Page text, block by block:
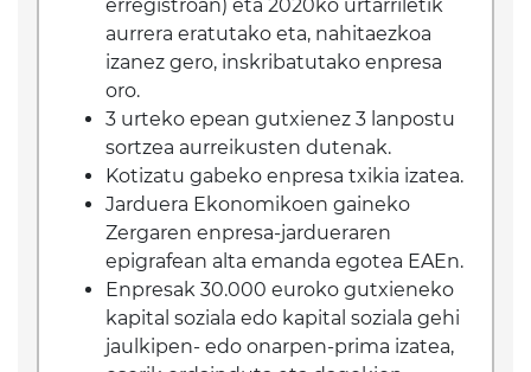
erregistroan) eta 2020ko urtarriletik
aurrera eratutako eta, nahitaezkoa
izanez gero, inskribatutako enpresa
oro.
3 urteko epean gutxienez 3 lanpostu
sortzea aurreikusten dutenak.
Kotizatu gabeko enpresa txikia izatea.
Jarduera Ekonomikoen gaineko
Zergaren enpresa-jardueraren
epigrafean alta emanda egotea EAEn.
Enpresak 30.000 euroko gutxieneko
kapital soziala edo kapital soziala gehi
jaulkipen- edo onarpen-prima izatea,